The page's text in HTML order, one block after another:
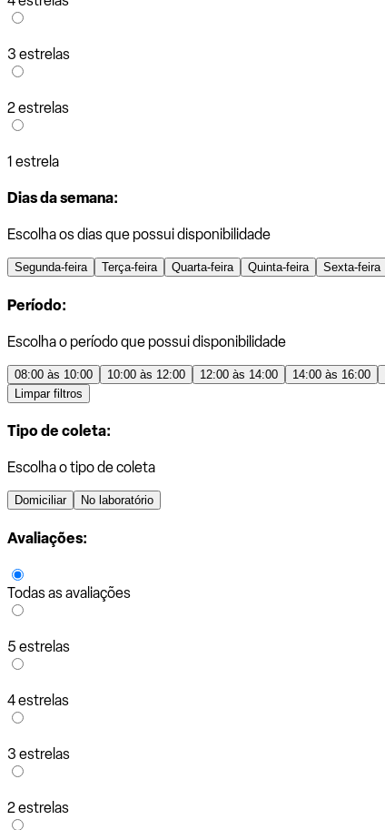
3 estrelas
2 estrelas
1 estrela
Dias da semana:
Escolha os dias que possui disponibilidade
Segunda-feira Terça-feira Quarta-feira Quinta-feira Sexta-feira
Período:
Escolha o período que possui disponibilidade
08:00 às 10:00 10:00 às 12:00 12:00 às 14:00 14:00 às 16:00
Limpar filtros
Tipo de coleta:
Escolha o tipo de coleta
Domiciliar No laboratório
Avaliações:
Todas as avaliações
5 estrelas
4 estrelas
3 estrelas
2 estrelas